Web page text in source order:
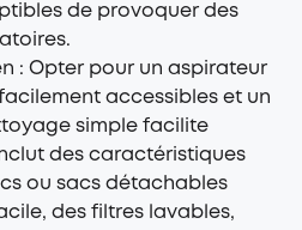
de provoquer des
: Opter pour un aspirateur
accessibles et un
simple facilite
des caractéristiques
ou sacs détachables
des filtres lavables,